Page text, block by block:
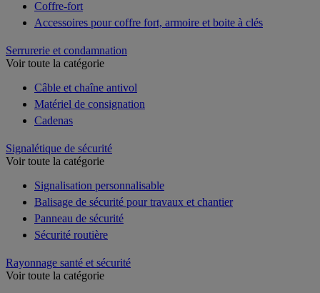
Coffre-fort
Accessoires pour coffre fort, armoire et boite à clés
Serrurerie et condamnation
Voir toute la catégorie
Câble et chaîne antivol
Matériel de consignation
Cadenas
Signalétique de sécurité
Voir toute la catégorie
Signalisation personnalisable
Balisage de sécurité pour travaux et chantier
Panneau de sécurité
Sécurité routière
Rayonnage santé et sécurité
Voir toute la catégorie